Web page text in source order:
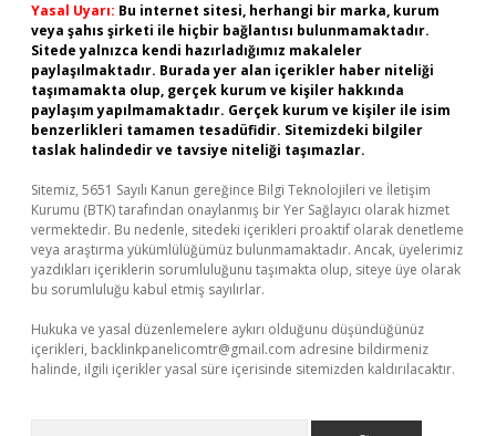
Yasal Uyarı: Bu internet sitesi, herhangi bir marka, kurum
veya şahıs şirketi ile hiçbir bağlantısı bulunmamaktadır.
Sitede yalnızca kendi hazırladığımız makaleler
paylaşılmaktadır. Burada yer alan içerikler haber niteliği
taşımamakta olup, gerçek kurum ve kişiler hakkında
paylaşım yapılmamaktadır. Gerçek kurum ve kişiler ile isim
benzerlikleri tamamen tesadüfidir. Sitemizdeki bilgiler
taslak halindedir ve tavsiye niteliği taşımazlar.
Sitemiz, 5651 Sayılı Kanun gereğince Bilgi Teknolojileri ve İletişim
Kurumu (BTK) tarafından onaylanmış bir Yer Sağlayıcı olarak hizmet
vermektedir. Bu nedenle, sitedeki içerikleri proaktif olarak denetleme
veya araştırma yükümlülüğümüz bulunmamaktadır. Ancak, üyelerimiz
yazdıkları içeriklerin sorumluluğunu taşımakta olup, siteye üye olarak
bu sorumluluğu kabul etmiş sayılırlar.
Hukuka ve yasal düzenlemelere aykırı olduğunu düşündüğünüz
içerikleri, backlinkpanelicomtr@gmail.com adresine bildirmeniz
halinde, ilgili içerikler yasal süre içerisinde sitemizden kaldırılacaktır.